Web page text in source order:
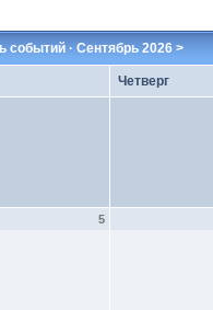
событий ·Сентябрь 2026 >
Четверг
5